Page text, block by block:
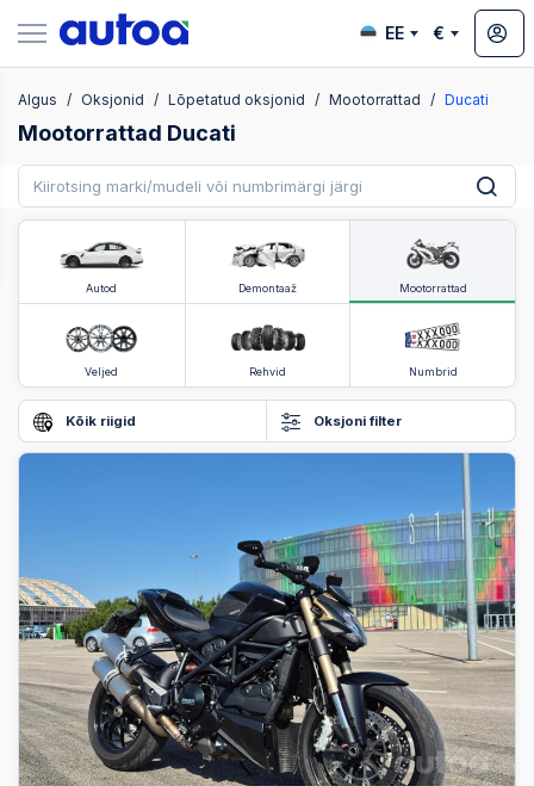
EE €
Algus Oksjonid Lõpetatud oksjonid Mootorrattad Ducati
Mootorrattad Ducati
Autod Demontaaž Mootorrattad
Veljed Rehvid Numbrid
Kõik riigid Oksjoni filter